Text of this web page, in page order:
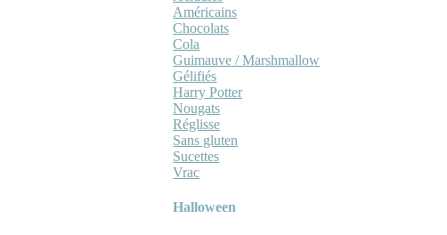
Américains
Chocolats
Cola
Guimauve / Marshmallow
Gélifiés
Harry Potter
Nougats
Réglisse
Sans gluten
Sucettes
Vrac
Halloween